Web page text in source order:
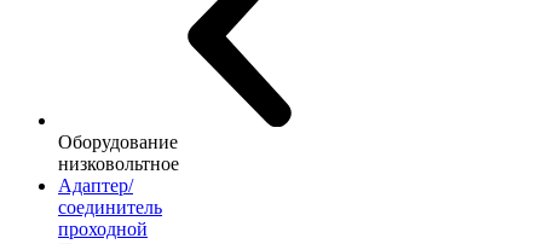
Оборудование
низковольтное
Адаптер/
соединитель
проходной